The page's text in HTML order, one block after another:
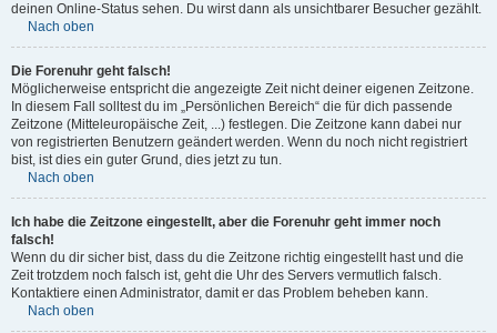
deinen Online-Status sehen. Du wirst dann als unsichtbarer Besucher gezählt.
Nach oben
Die Forenuhr geht falsch!
Möglicherweise entspricht die angezeigte Zeit nicht deiner eigenen Zeitzone.
In diesem Fall solltest du im „Persönlichen Bereich“ die für dich passende
Zeitzone (Mitteleuropäische Zeit, ...) festlegen. Die Zeitzone kann dabei nur
von registrierten Benutzern geändert werden. Wenn du noch nicht registriert
bist, ist dies ein guter Grund, dies jetzt zu tun.
Nach oben
Ich habe die Zeitzone eingestellt, aber die Forenuhr geht immer noch
falsch!
Wenn du dir sicher bist, dass du die Zeitzone richtig eingestellt hast und die
Zeit trotzdem noch falsch ist, geht die Uhr des Servers vermutlich falsch.
Kontaktiere einen Administrator, damit er das Problem beheben kann.
Nach oben